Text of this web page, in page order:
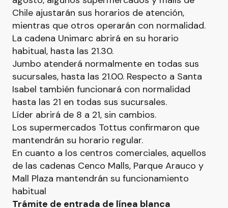
Chile ajustarán sus horarios de atención,
mientras que otros operarán con normalidad.
La cadena Unimarc abrirá en su horario
habitual, hasta las 21.30.
Jumbo atenderá normalmente en todas sus
sucursales, hasta las 21.00. Respecto a Santa
Isabel también funcionará con normalidad
hasta las 21 en todas sus sucursales.
Líder abrirá de 8 a 21, sin cambios.
Los supermercados Tottus confirmaron que
mantendrán su horario regular.
En cuanto a los centros comerciales, aquellos
de las cadenas Cenco Malls, Parque Arauco y
Mall Plaza mantendrán su funcionamiento
habitual
Trámite de entrada de línea blanca